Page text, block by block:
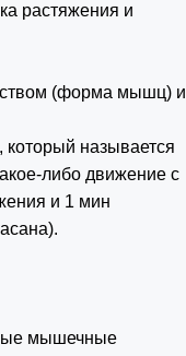
растяжения и
(форма мышц) и
который называется
либо движение с
и 1 мин
мышечные